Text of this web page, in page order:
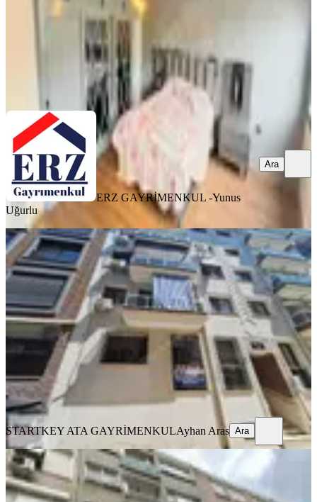
ERZ GAYRİMENKUL -Yunus Uğurlu
ERZ GAYRİMENKUL -Yunus
Uğurlu
Ara
YENİ
Karşıyaka Dedebaşı Mahlesi'nde
Kiralık Daire
Karşıyaka, Demirköprü Mahallesi
2+1· 80 m² ·Yüksek giriş·06.08.2026
28.500 ₺
STARTKEY ATA GAYRİMENKULAyhan Aras
Ara
STARTKEY ATA GAYRİMENKULAyhan Aras Ara
YENİ
Karşıyaka Alaybey'de Kiralık 2+1
Daire